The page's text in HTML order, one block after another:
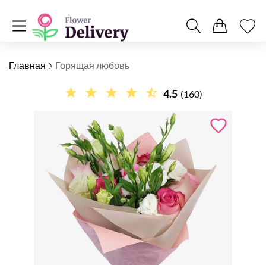
Главная Горящая любовь
4.5 (160)